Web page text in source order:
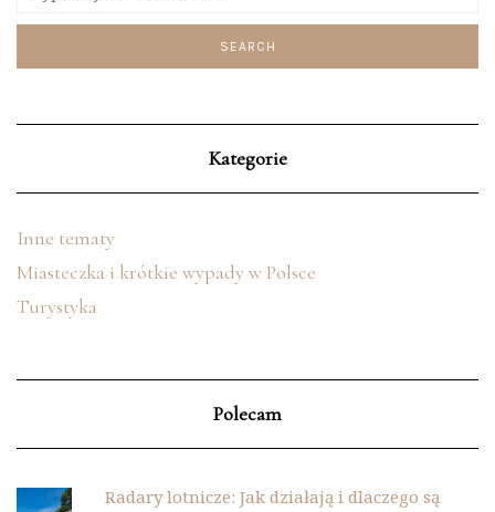
Kategorie
Inne tematy
Miasteczka i krótkie wypady w Polsce
Turystyka
Polecam
Radary lotnicze: Jak działają i dlaczego są